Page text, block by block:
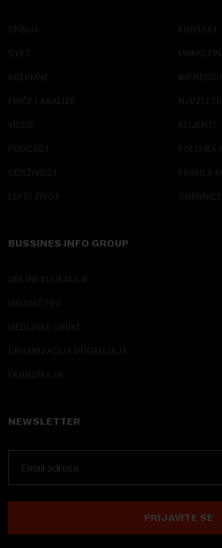
SRBIJA
SVET
KOLUMNE
PRIČE I ANALIZE
VIDEO
PODCAST
ODRŽIVOST
LEPŠI ŽIVOT
KONTAKT
MARKETING
NJUZLETER
KLIJENTI
POLITIKA
PRAVILA
BUSSINES INFO GROUP
ONLINE EDUKACIJE
IZDAVAŠTVO
MEDIJSKE OBUKE
ORGANIZACIJA DOGADJAJA
EKONOM I JA
NEWSLETTER
PRIJAVITE SE